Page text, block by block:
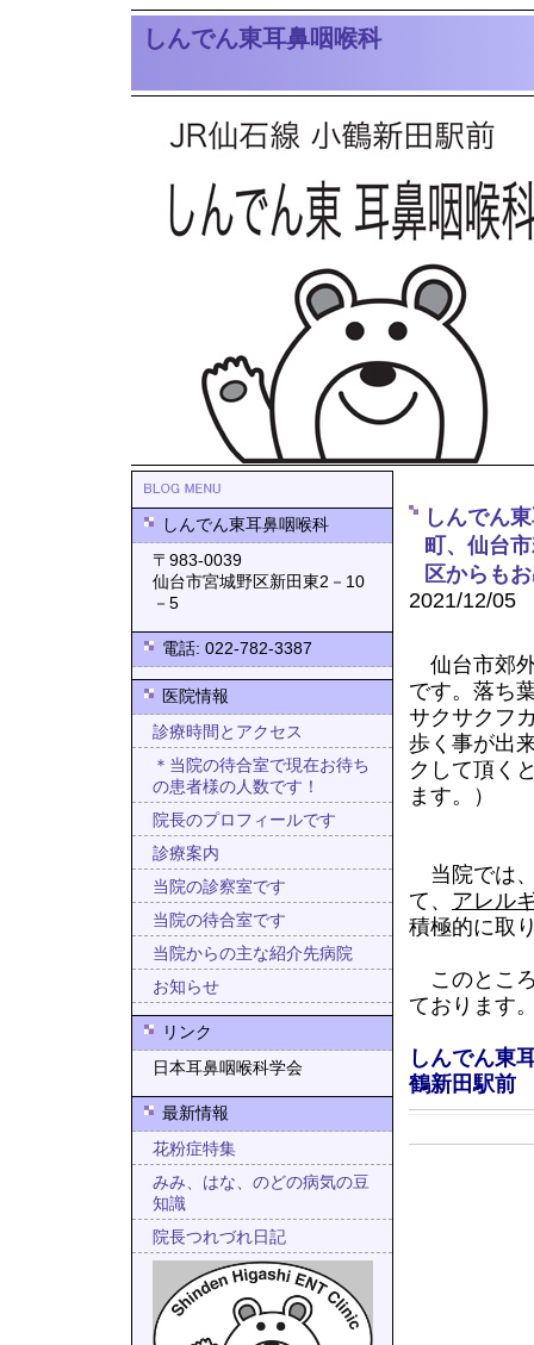
しんでん東耳鼻咽喉科
しんでん東耳鼻咽喉科
〒983-0039
仙台市宮城野区新田東2－10
－5
電話: 022-782-3387
医院情報
診療時間とアクセス
＊当院の待合室で現在お待ち
の患者様の人数です！
院長のプロフィールです
診療案内
当院の診察室です
当院の待合室です
当院からの主な紹介先病院
お知らせ
リンク
日本耳鼻咽喉科学会
最新情報
花粉症特集
みみ、はな、のどの病気の豆
知識
院長つれづれ日記
しんでん
町、仙台
区からも
2021/12/05
仙台市郊
です。落ち
サクサクフ
歩く事が出
クして頂く
ます。）
当院では
て、 アレル
積極的に取
このとこ
ております
しんでん東
鶴新田駅前